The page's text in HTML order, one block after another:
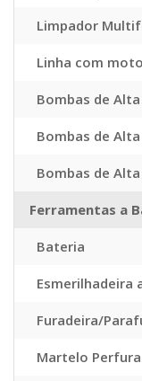
Limpador
Linha com
Bombas de
Bombas de
Bombas de
Ferramentas a
Bateria
Esmerilhadeira
Furadeira/
Martelo